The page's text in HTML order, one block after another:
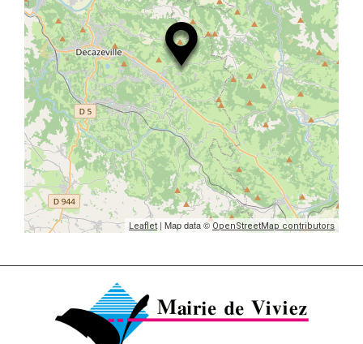
Leaflet | Map data ©OpenStreetMap contributors